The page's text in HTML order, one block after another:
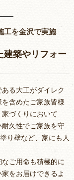
工を金沢で実施
建築やリフォー
る大工がダイレク
含めたご家族皆様
づくりにおいて
久性でご家族を守
り壁など、家にも人
ご用命も積極的に
をお届けできるよ